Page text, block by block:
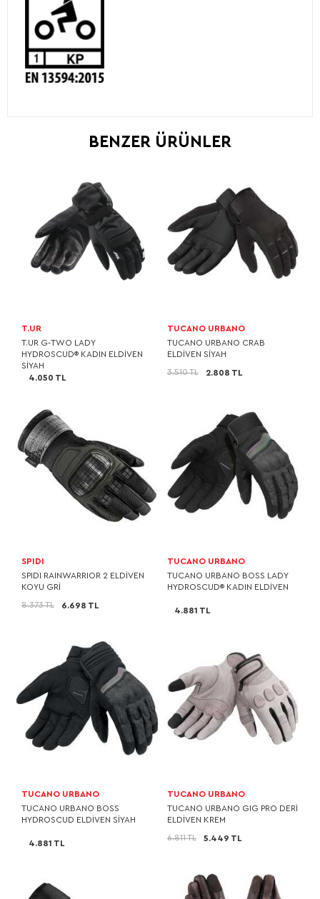
BENZER ÜRÜNLER
T.UR
T.UR G-TWO LADY
HYDROSCUD® KADIN ELDİVEN
SİYAH
4.050 TL
TUCANO URBANO
TUCANO URBANO CRAB
ELDİVEN SİYAH
3.510 TL 2.808 TL
SPIDI
SPIDI RAINWARRIOR 2 ELDİVEN
KOYU GRİ
8.373 TL 6.698 TL
TUCANO URBANO
TUCANO URBANO BOSS LADY
HYDROSCUD® KADIN ELDİVEN
4.881 TL
TUCANO URBANO
TUCANO URBANO BOSS
HYDROSCUD ELDİVEN SİYAH
4.881 TL
TUCANO URBANO
TUCANO URBANO GIG PRO DERİ
ELDİVEN KREM
6.811 TL 5.449 TL